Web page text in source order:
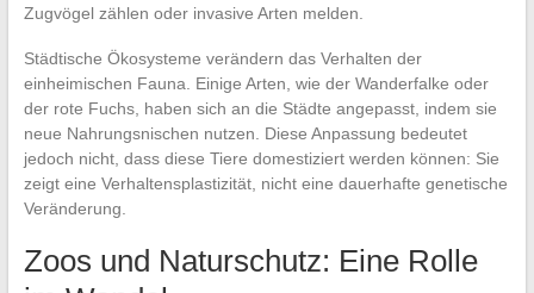
Zugvögel zählen oder invasive Arten melden.
Städtische Ökosysteme verändern das Verhalten der
einheimischen Fauna. Einige Arten, wie der Wanderfalke oder
der rote Fuchs, haben sich an die Städte angepasst, indem sie
neue Nahrungsnischen nutzen. Diese Anpassung bedeutet
jedoch nicht, dass diese Tiere domestiziert werden können: Sie
zeigt eine Verhaltensplastizität, nicht eine dauerhafte genetische
Veränderung.
Zoos und Naturschutz: Eine Rolle